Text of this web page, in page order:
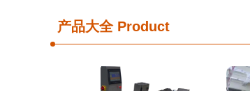
产品大全Product